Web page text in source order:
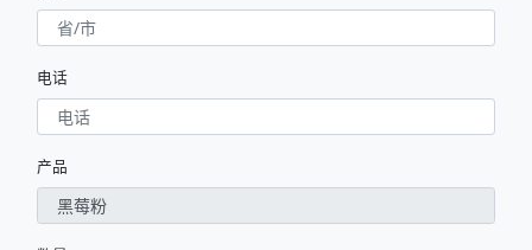
电话
产品